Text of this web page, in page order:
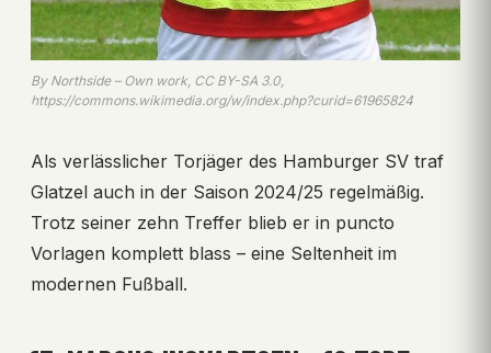
By Northside – Own work, CC BY-SA 3.0,
https://commons.wikimedia.org/w/index.php?curid=61965824
Als verlässlicher Torjäger des Hamburger SV traf
Glatzel auch in der Saison 2024/25 regelmäßig.
Trotz seiner zehn Treffer blieb er in puncto
Vorlagen komplett blass – eine Seltenheit im
modernen Fußball.